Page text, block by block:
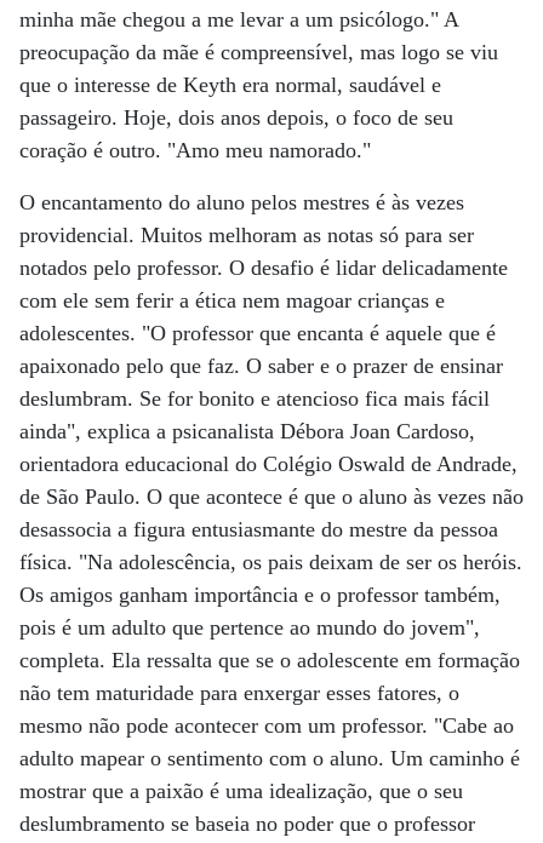
minha mãe chegou a me levar a um psicólogo." A
preocupação da mãe é compreensível, mas logo se viu
que o interesse de Keyth era normal, saudável e
passageiro. Hoje, dois anos depois, o foco de seu
coração é outro. "Amo meu namorado."
O encantamento do aluno pelos mestres é às vezes
providencial. Muitos melhoram as notas só para ser
notados pelo professor. O desafio é lidar delicadamente
com ele sem ferir a ética nem magoar crianças e
adolescentes. "O professor que encanta é aquele que é
apaixonado pelo que faz. O saber e o prazer de ensinar
deslumbram. Se for bonito e atencioso fica mais fácil
ainda", explica a psicanalista Débora Joan Cardoso,
orientadora educacional do Colégio Oswald de Andrade,
de São Paulo. O que acontece é que o aluno às vezes não
desassocia a figura entusiasmante do mestre da pessoa
física. "Na adolescência, os pais deixam de ser os heróis.
Os amigos ganham importância e o professor também,
pois é um adulto que pertence ao mundo do jovem",
completa. Ela ressalta que se o adolescente em formação
não tem maturidade para enxergar esses fatores, o
mesmo não pode acontecer com um professor. "Cabe ao
adulto mapear o sentimento com o aluno. Um caminho é
mostrar que a paixão é uma idealização, que o seu
deslumbramento se baseia no poder que o professor